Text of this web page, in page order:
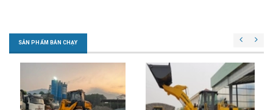
SẢN PHẨM BÁN CHẠY